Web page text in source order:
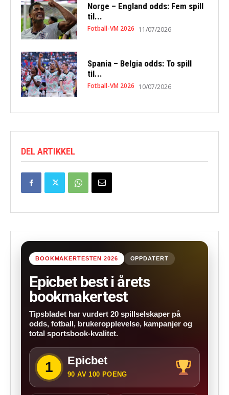
Norge – England odds: Fem spill
til...
Fotball-VM 2026 11/07/2026
Spania – Belgia odds: To spill
til...
Fotball-VM 2026 10/07/2026
DEL ARTIKKEL
BOOKMAKERTESTEN 2026 OPPDATERT
Epicbet best i årets
bookmakertest
Tipsbladet har vurdert 20 spillselskaper på
odds, fotball, brukeropplevelse, kampanjer og
total sportsbook-kvalitet.
1 Epicbet
90 AV 100 POENG